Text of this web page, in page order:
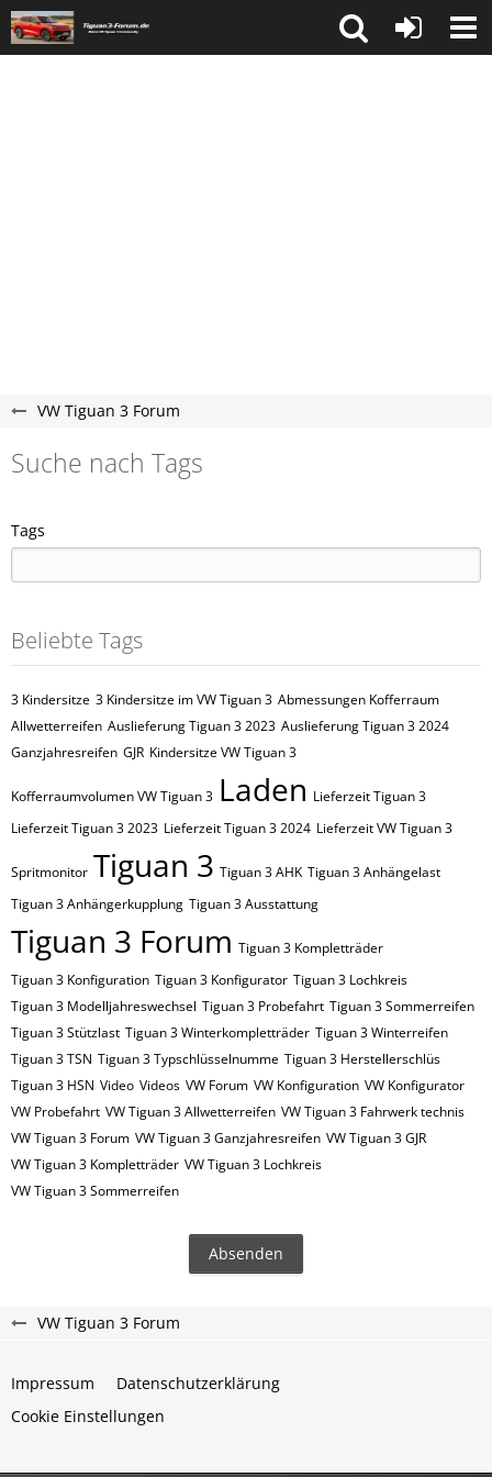
VW Tiguan 3 Forum
Suche nach Tags
Tags
Beliebte Tags
3 Kindersitze 3 Kindersitze im VW Tiguan 3 Abmessungen Kofferraum
Allwetterreifen Auslieferung Tiguan 3 2023 Auslieferung Tiguan 3 2024
Ganzjahresreifen GJR Kindersitze VW Tiguan 3
Kofferraumvolumen VW Tiguan 3 Laden Lieferzeit Tiguan 3
Lieferzeit Tiguan 3 2023 Lieferzeit Tiguan 3 2024 Lieferzeit VW Tiguan 3
Spritmonitor Tiguan 3 Tiguan 3 AHK Tiguan 3 Anhängelast
Tiguan 3 Anhängerkupplung Tiguan 3 Ausstattung
Tiguan 3 Forum Tiguan 3 Kompletträder
Tiguan 3 Konfiguration Tiguan 3 Konfigurator Tiguan 3 Lochkreis
Tiguan 3 Modelljahreswechsel Tiguan 3 Probefahrt Tiguan 3 Sommerreifen
Tiguan 3 Stützlast Tiguan 3 Winterkompletträder Tiguan 3 Winterreifen
Tiguan 3​​​​ TSN Tiguan 3​​​​ Typschlüsselnumme Tiguan 3​​​​​ Herstellerschlüs
Tiguan 3​​​​​ HSN Video Videos VW Forum VW Konfiguration VW Konfigurator
VW Probefahrt VW Tiguan 3 Allwetterreifen VW Tiguan 3 Fahrwerk technis
VW Tiguan 3 Forum VW Tiguan 3 Ganzjahresreifen VW Tiguan 3 GJR
VW Tiguan 3 Kompletträder VW Tiguan 3 Lochkreis
VW Tiguan 3 Sommerreifen
VW Tiguan 3 Forum
Impressum
Datenschutzerklärung
Cookie Einstellungen